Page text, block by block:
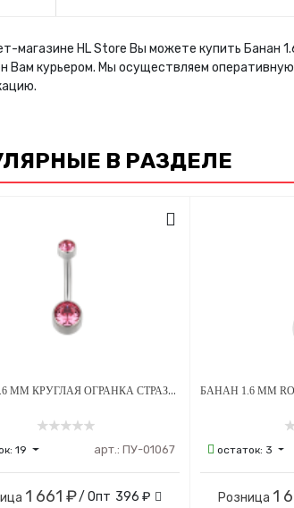
магазине HL Store Вы можете купить Банан
Вам курьером. Мы осуществляем
В РАЗДЕЛЕ
БАНАН 1.6 ММ КРУГЛАЯ ОГРАНКА СТРАЗЫ PINK 4*6 ММ ВНУТРЕННЯЯ РЕЗЬБА ТИТАН
19 арт.: ПУ-01067
1 661 ₽/ Опт 396 ₽
остаток: 3
Розница 1